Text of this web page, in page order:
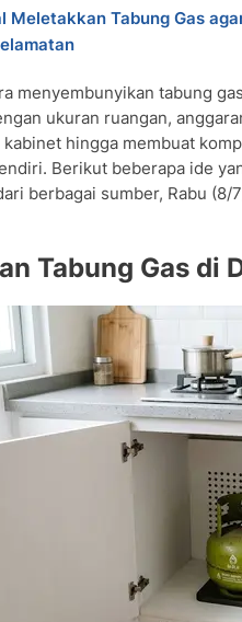
Meletakkan Tabung Gas
menyembunyikan tabung
ukuran ruangan,
kabinet hingga membuat
Berikut beberapa ide
berbagai sumber, Rabu (8/
Tabung Gas di